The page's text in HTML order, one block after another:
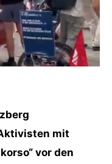
mit
vor den